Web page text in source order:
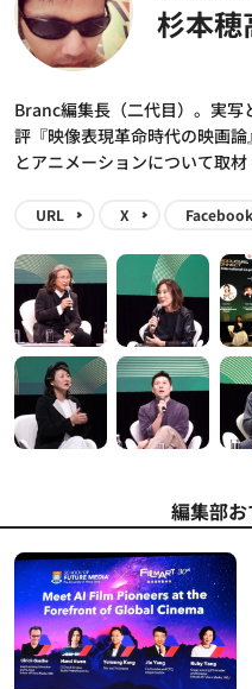
杉本穂
Branc編集長（二代目）。実
評『映像表現革命時代の映画
とアニメーションについて取材
URL X Facebook
編集部